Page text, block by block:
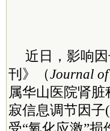
近日，影响
刊》（Journal
属华山医院肾
寂信息调节因子